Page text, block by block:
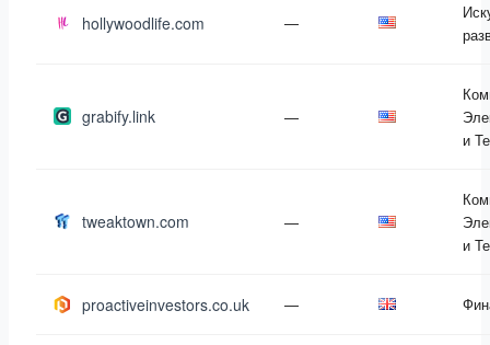
hollywoodlife.com —
grabify.link —
и
tweaktown.com —
и
proactiveinvestors.co.uk —